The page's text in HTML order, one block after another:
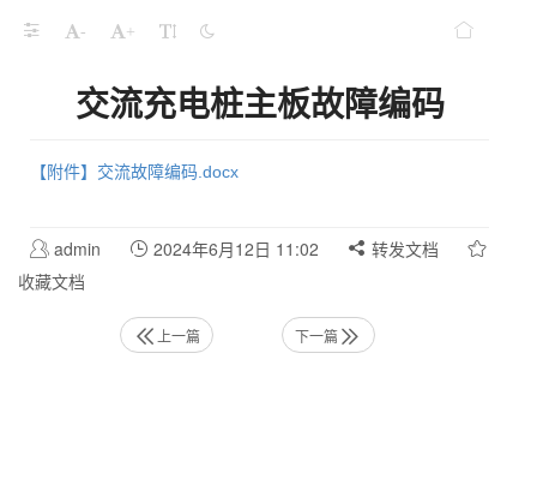
- +
交流充电桩主板故障编码
【附件】交流故障编码.docx
admin 2024年6月12日 11:02
转发文档
收藏文档
上一篇 下一篇